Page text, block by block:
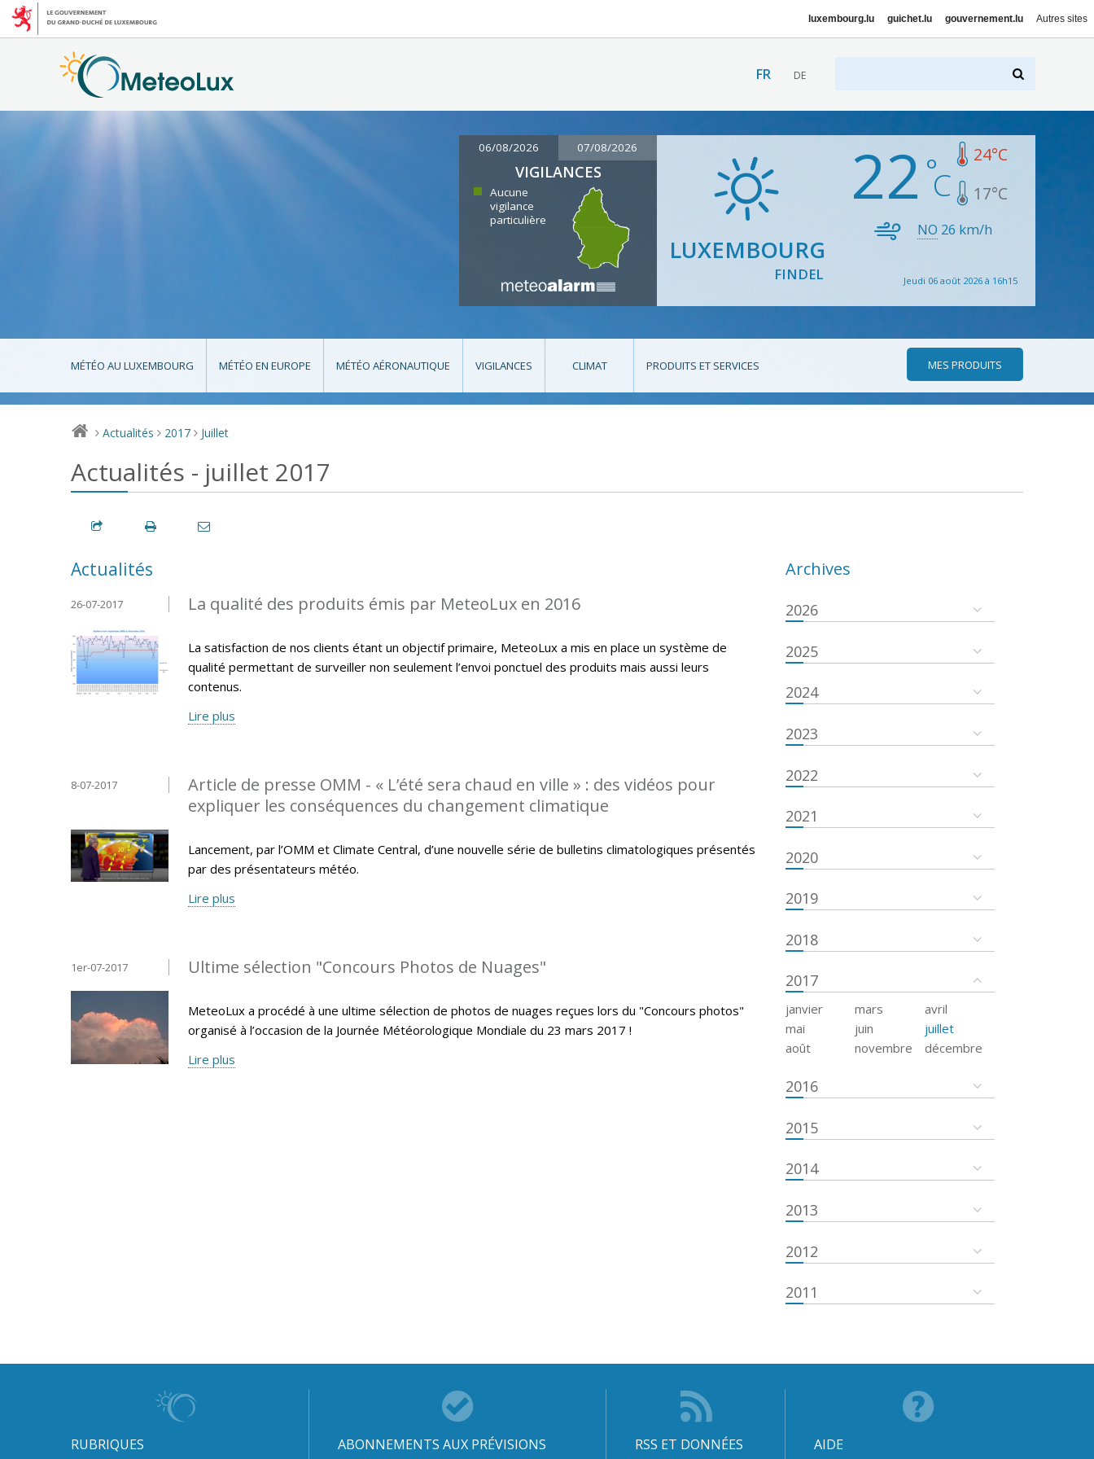
luxembourg.lu guichet.lu gouvernement.lu Autres sites
FR DE
06/08/2026 07/08/2026
VIGILANCES
Aucune
vigilance
particulière
LUXEMBOURG
FINDEL
22 24°C
17°C
NO 26 km/h
Jeudi 06 août 2026 à 16h15
MÉTÉO AU LUXEMBOURG MÉTÉO EN EUROPE MÉTÉO AÉRONAUTIQUE VIGILANCES CLIMAT PRODUITS ET SERVICES MES PRODUITS
> Actualités > 2017 > Juillet
Actualités - juillet 2017
Actualités
La qualité des produits émis par MeteoLux en 2016
26-07-2017
La satisfaction de nos clients étant un objectif primaire, MeteoLux a mis en place un système de
qualité permettant de surveiller non seulement l’envoi ponctuel des produits mais aussi leurs
contenus.
Lire plus
Article de presse OMM - « L’été sera chaud en ville » : des vidéos pour
expliquer les conséquences du changement climatique
8-07-2017
Lancement, par l’OMM et Climate Central, d’une nouvelle série de bulletins climatologiques présentés
par des présentateurs météo.
Lire plus
Ultime sélection "Concours Photos de Nuages"
1er-07-2017
MeteoLux a procédé à une ultime sélection de photos de nuages reçues lors du "Concours photos"
organisé à l’occasion de la Journée Météorologique Mondiale du 23 mars 2017 !
Lire plus
Archives
2026
2025
2024
2023
2022
2021
2020
2019
2018
2017
janvier mars
avril
mai
juin
juillet
août
novembre décembre
2016
2015
2014
2013
2012
2011
RUBRIQUES ABONNEMENTS AUX PRÉVISIONS RSS ET DONNÉES AIDE